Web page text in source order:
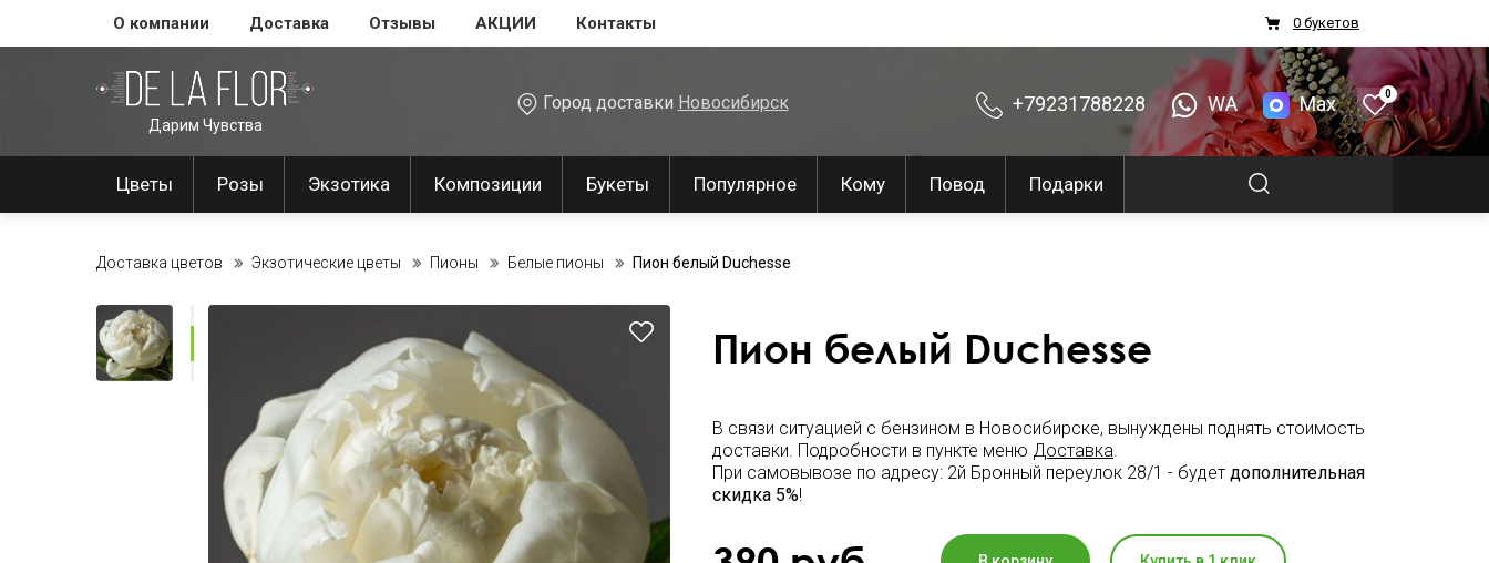
О компании Доставка Отзывы АКЦИИ Контакты 0 букетов
Дарим Чувства
Город доставки Новосибирск +79231788228 WA Max 0
Цветы Розы Экзотика Композиции Букеты Популярное Кому Повод Подарки
Доставка цветов Экзотические цветы Пионы Белые пионы Пион белый Duchesse
Пион белый Duchesse
В связи ситуацией с бензином в Новосибирске, вынуждены поднять стоимость
доставки. Подробности в пункте меню Доставка.
При самовывозе по адресу: 2й Бронный переулок 28/1 - будет дополнительная
скидка 5%!